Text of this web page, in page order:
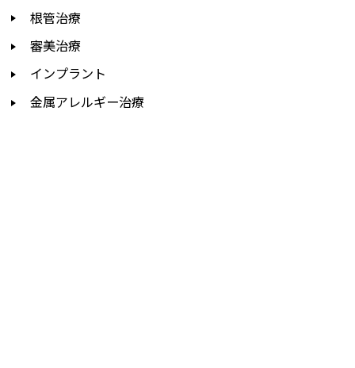
根管治療
審美治療
インプラント
金属アレルギー治療